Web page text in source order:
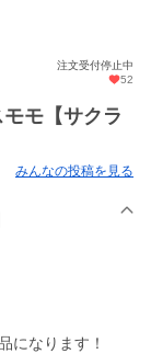
注文受付停止中
52
モ【サクラ
みんなの投稿を見る
になります！